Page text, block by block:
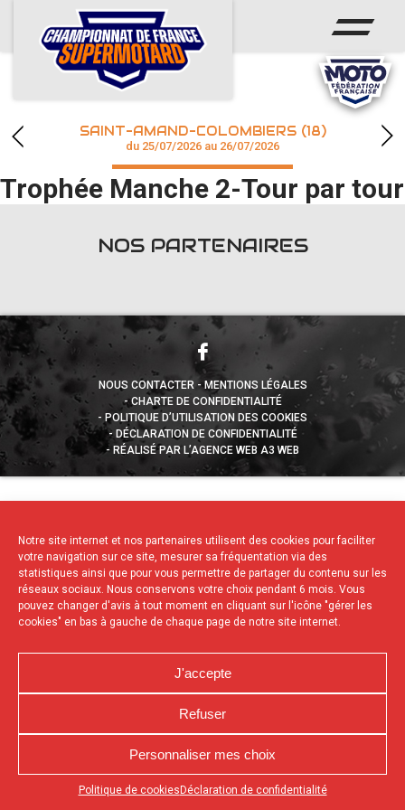
Notre site internet et nos partenaires utilisent des cookies pour faciliter
votre navigation sur ce site, mesurer sa fréquentation via des
statistiques ainsi que pour vous permettre de partager du contenu sur les
réseaux sociaux. Nous conservons votre choix pendant 6 mois. Vous
pouvez changer d'avis à tout moment en cliquant sur l'icône "gérer les
cookies" en bas à gauche de chaque page de notre site internet.
J'accepte
Refuser
Personnaliser mes choix
Politique de cookies Déclaration de confidentialité
Appuyez sur le bouton partager en bas de votre
ACCUEIL
ACTUS
CALENDRIER
CHAMPIONNAT
RÉSULTATS
SAINT-AMAND-COLOMBIERS (18)
du 25/07/2026 au 26/07/2026
Trophée Manche 2-Tour par tour
NOS PARTENAIRES
NOUS CONTACTER
MENTIONS LÉGALES
CHARTE DE CONFIDENTIALITÉ
POLITIQUE D’UTILISATION DES COOKIES
DÉCLARATION DE CONFIDENTIALITÉ
RÉALISÉ PAR L’AGENCE WEB A3 WEB